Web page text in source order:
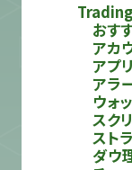
おす
アカ
アプ
アラ
ウォ
スク
スト
ダウ